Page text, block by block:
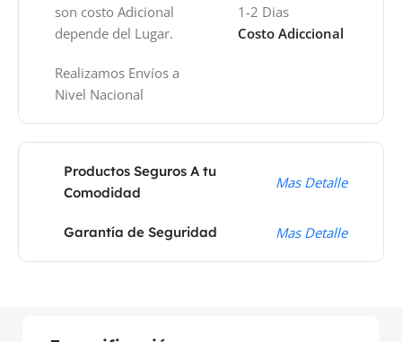
son costo Adicional
depende del Lugar.
Realizamos Envíos a
Nivel Nacional
1-2 Dias
Costo Adiccional
Productos Seguros A tu
Comodidad
Mas Detalle
Garantía de Seguridad Mas Detalle